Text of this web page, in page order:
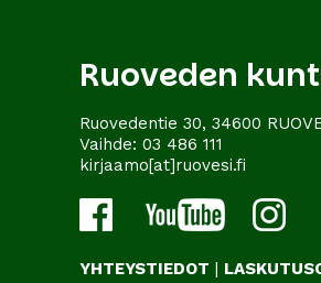
Ruoveden
Ruovedentie 30, 34600
Vaihde: 03 486 111
kirjaamo[at]ruovesi.fi
YHTEYSTIEDOT |